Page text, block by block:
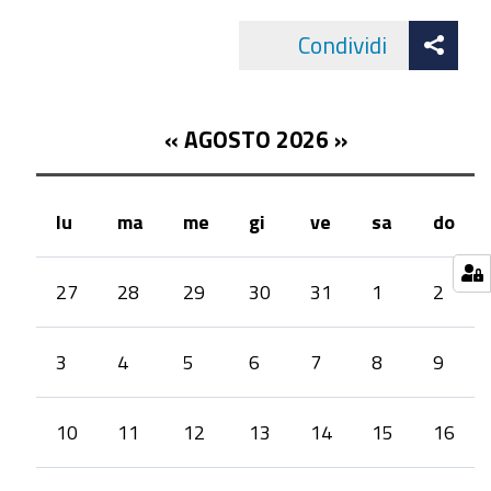
visione
un’architettura
pratica,
radicata
nei
luoghi,
sostenibilità
ambientale
Condividi
« AGOSTO 2026 »
lu ma me gi ve sa do
27 28 29 30 31 1 2
3 4 5 6 7 8 9
10 11 12 13 14 15 16